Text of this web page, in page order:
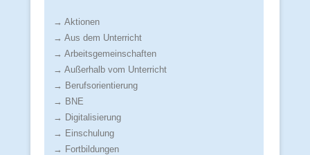
→ Aktionen
→ Aus dem Unterricht
→ Arbeitsgemeinschaften
→ Außerhalb vom Unterricht
→ Berufsorientierung
→ BNE
→ Digitalisierung
→ Einschulung
→ Fortbildungen